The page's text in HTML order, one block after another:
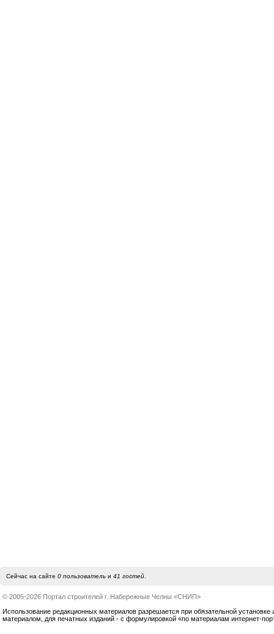
Сейчас на сайте 0 пользовательи 41 гостей.
© 2005-2026 Портал строителей г. Набережные Челны «СНИП»
Использование редакционных материалов разрешается при обязательной установке
материалом, для печатных изданий - с формулировкой «по материалам интернет-